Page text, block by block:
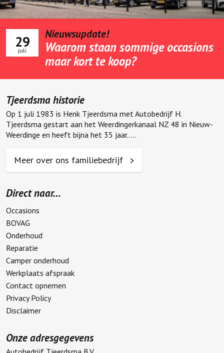
29
juli
Nieuwsupdate!
Waarom staan sommige occasions
maar kort te koop?
Tjeerdsma historie
Op 1 juli 1983 is Henk Tjeerdsma met Autobedrijf H.
Tjeerdsma gestart aan het Weerdingerkanaal NZ 48 in Nieuw-
Weerdinge en heeft bijna het 35 jaar.....
Meer over ons familiebedrijf
Direct naar…
Occasions
BOVAG
Onderhoud
Reparatie
Camper onderhoud
Werkplaats afspraak
Contact opnemen
Privacy Policy
Disclaimer
Onze adresgegevens